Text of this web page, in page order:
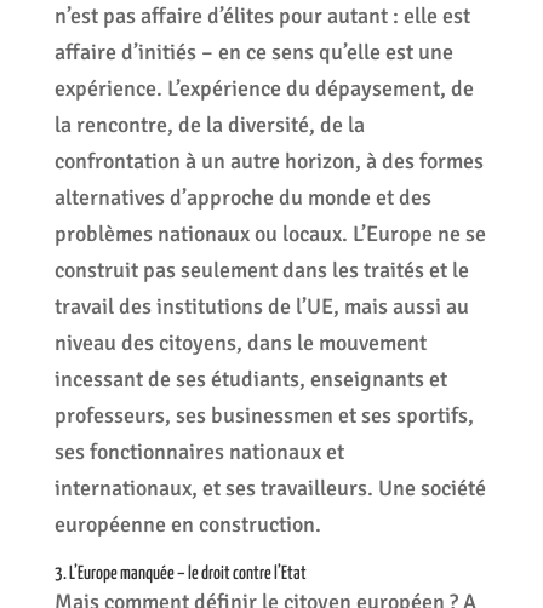
n’est pas affaire d’élites pour autant : elle est
affaire d’initiés – en ce sens qu’elle est une
expérience. L’expérience du dépaysement, de
la rencontre, de la diversité, de la
confrontation à un autre horizon, à des formes
alternatives d’approche du monde et des
problèmes nationaux ou locaux. L’Europe ne se
construit pas seulement dans les traités et le
travail des institutions de l’UE, mais aussi au
niveau des citoyens, dans le mouvement
incessant de ses étudiants, enseignants et
professeurs, ses businessmen et ses sportifs,
ses fonctionnaires nationaux et
internationaux, et ses travailleurs. Une société
européenne en construction.
3. L’Europe manquée – le droit contre l’Etat
Mais comment définir le citoyen européen ? A